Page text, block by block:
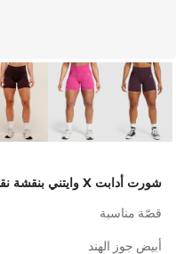
شورت أدابت X وايتني بنقشة نقاط وبلا حياكة
قصّة مناسبة
أبيض جوز الهند